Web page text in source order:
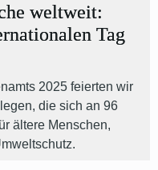
weltweit:
Tag
2025 feierten wir
die sich an 96
ältere Menschen,